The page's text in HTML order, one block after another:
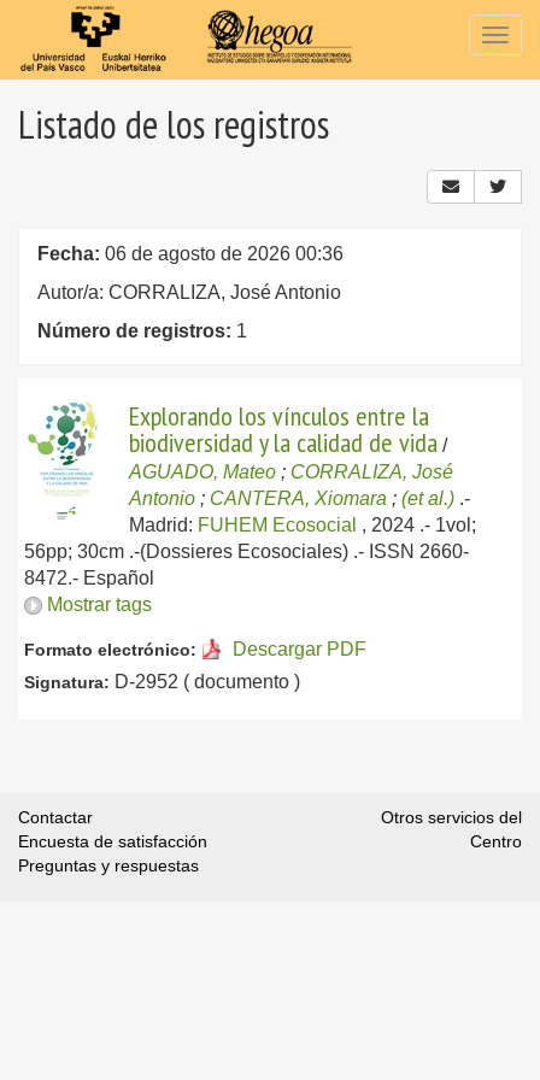
Listado de los registros
Fecha: 06 de agosto de 2026 00:36
Autor/a: CORRALIZA, José Antonio
Número de registros: 1
Explorando los vínculos entre la
biodiversidad y la calidad de vida /
AGUADO, Mateo ; CORRALIZA, José
Antonio ; CANTERA, Xiomara ; (et al.) .-
Madrid: FUHEM Ecosocial , 2024 .- 1vol;
56pp; 30cm .-(Dossieres Ecosociales) .- ISSN 2660-
8472.- Español
Mostrar tags
Formato electrónico: Descargar PDF
Signatura: D-2952 ( documento )
Contactar
Encuesta de satisfacción
Preguntas y respuestas
Otros servicios del
Centro